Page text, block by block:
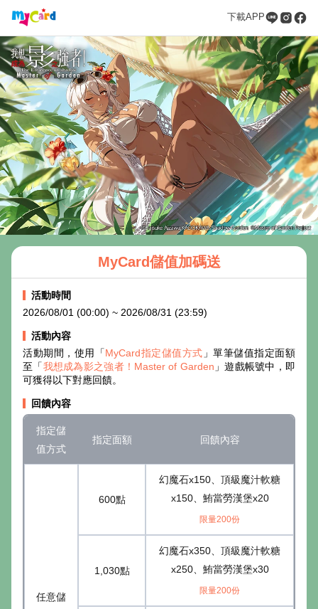
下載APP
MyCard儲值加碼送
活動時間
2026/08/01 (00:00) ~ 2026/08/31 (23:59)
活動內容
活動期間，使用「MyCard指定儲值方式 」單筆儲值指定面額
至「我想成為影之強者！Master of Garden 」遊戲帳號中，即
可獲得以下對應回饋。
回饋內容
指定儲
值方式
指定面額 回饋內容
任意儲
600點
幻魔石x150、頂級魔汁軟糖
x150、鮪當勞漢堡x20
限量200份
1,030點
幻魔石x350、頂級魔汁軟糖
x250、鮪當勞漢堡x30
限量200份